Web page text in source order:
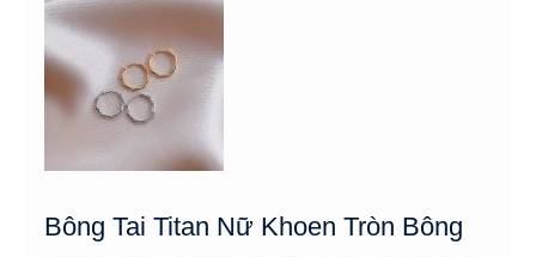
Bông Tai Titan Nữ Khoen Tròn Bông